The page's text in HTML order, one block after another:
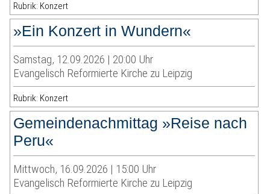
Rubrik: Konzert
»Ein Konzert in Wundern«
Samstag, 12.09.2026 | 20:00 Uhr
Evangelisch Reformierte Kirche zu Leipzig
Rubrik: Konzert
Gemeindenachmittag »Reise nach
Peru«
Mittwoch, 16.09.2026 | 15:00 Uhr
Evangelisch Reformierte Kirche zu Leipzig